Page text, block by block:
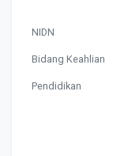
NIDN
Bidang Keahlian
Pendidikan